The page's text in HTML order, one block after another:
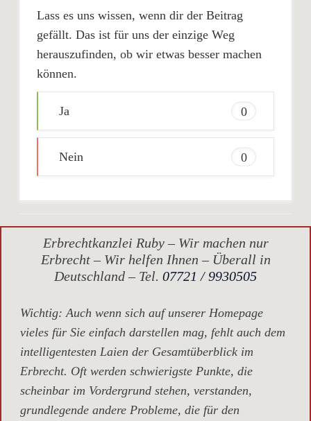
Lass es uns wissen, wenn dir der Beitrag
gefällt. Das ist für uns der einzige Weg
herauszufinden, ob wir etwas besser machen
können.
Ja 0
Nein 0
Erbrechtkanzlei Ruby – Wir machen nur
Erbrecht – Wir helfen Ihnen – Überall in
Deutschland – Tel. 07721 / 9930505
Wichtig: Auch wenn sich auf unserer Homepage
vieles für Sie einfach darstellen mag, fehlt auch dem
intelligentesten Laien der Gesamtüberblick im
Erbrecht. Oft werden schwierigste Punkte, die
scheinbar im Vordergrund stehen, verstanden,
grundlegende andere Probleme, die für den